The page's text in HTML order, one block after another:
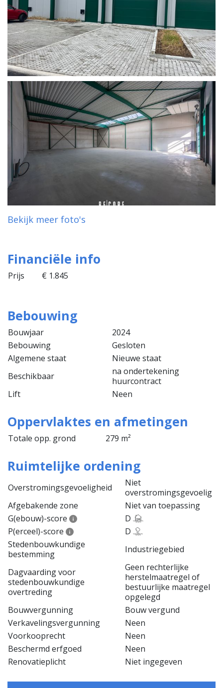
Bekijk meer foto's
Financiële info
Prijs € 1.845
Bebouwing
Bouwjaar
2024
Bebouwing
Gesloten
Algemene staat
Nieuwe staat
Beschikbaar
na ondertekening
huurcontract
Lift
Neen
Oppervlaktes en afmetingen
Totale opp. grond 279 m²
Ruimtelijke ordening
Overstromingsgevoeligheid
Niet
overstromingsgevoelig
Afgebakende zone
Niet van toepassing
G(ebouw)-score
D
P(erceel)-score
D
Stedenbouwkundige
bestemming
Industriegebied
Dagvaarding voor
stedenbouwkundige
overtreding
Geen rechterlijke
herstelmaatregel of
bestuurlijke maatregel
opgelegd
Bouwvergunning
Bouw vergund
Verkavelingsvergunning
Neen
Voorkooprecht
Neen
Beschermd erfgoed
Neen
Renovatieplicht
Niet ingegeven